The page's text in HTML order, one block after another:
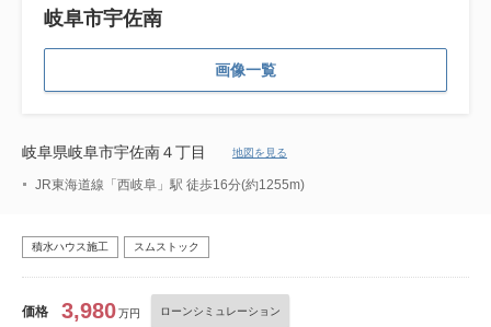
岐阜市宇佐南
画像一覧
岐阜県岐阜市宇佐南４丁目 地図を見る
JR東海道線「西岐阜」駅 徒歩16分(約1255m)
積水ハウス施工 スムストック
価格 3,980万円 ローンシミュレーション